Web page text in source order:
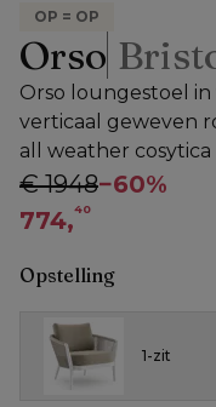
OP = OP
Orso
Orso loungestoel
verticaal geweven
all weather cosytica
€ 1948−60%
774,40
Opstelling
1-zit